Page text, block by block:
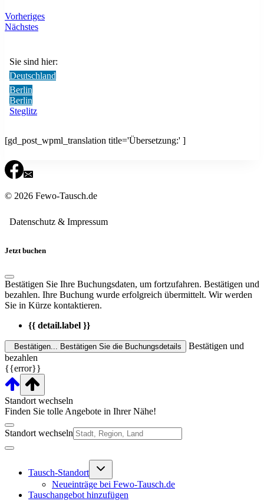
Vorheriges
Nächstes
Sie sind hier:
Deutschland
Berlin
Berlin
Steglitz
[gd_post_wpml_translation title='Übersetzung:' ]
© 2026 Fewo-Tausch.de
Datenschutz & Impressum
Jetzt buchen
Bestätigen Sie Ihre Buchungsdaten, um fortzufahren. Bestätigen und
bezahlen. Ihre Buchung wurde erfolgreich übermittelt. Wir werden
Sie in Kürze kontaktieren.
{{ detail.label }}
Bestätigen... Bestätigen Sie die Buchungsdetails
Bestätigen und
bezahlen
{{error}}
Standort wechseln
Finden Sie tolle Angebote in Ihrer Nähe!
Standort wechseln
Tausch-Standort
Untermenü
Neueinträge bei Fewo-Tausch.de
Tauschangebot hinzufügen